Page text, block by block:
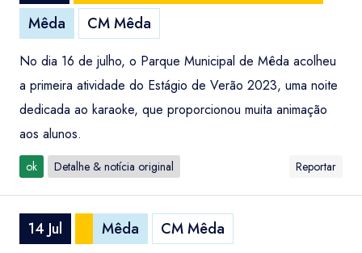
Mêda
CM Mêda
No dia 16 de julho, o Parque Municipal de Mêda acolheu
a primeira atividade do Estágio de Verão 2023, uma noite
dedicada ao karaoke, que proporcionou muita animação
aos alunos.
ok Detalhe & notícia original Reportar
14 Jul Mêda CM Mêda